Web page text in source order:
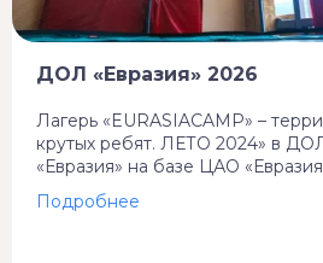
ДОЛ «Евразия» 2026
Лагерь «EURASIACAMP» –
крутых ребят. ЛЕТО 2024» в
«Евразия» на базе ЦАО